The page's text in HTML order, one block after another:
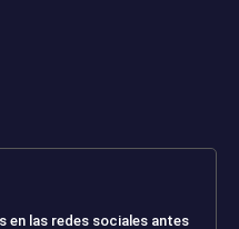
en las redes sociales antes